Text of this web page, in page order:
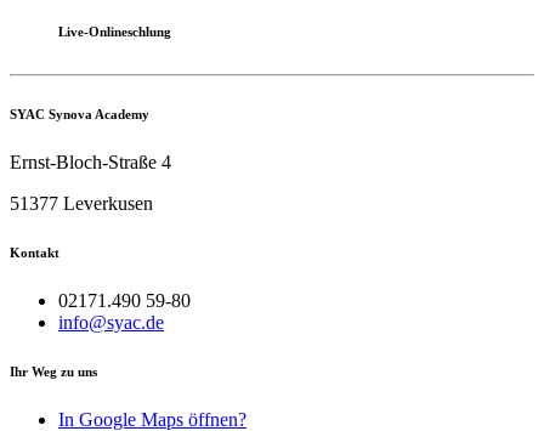
Live-Onlineschlung
SYAC Synova Academy
Ernst-Bloch-Straße 4
51377 Leverkusen
Kontakt
02171.490 59-80
info@syac.de
Ihr Weg zu uns
In Google Maps öffnen?